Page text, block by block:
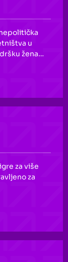
u
ženama
s
za više
za